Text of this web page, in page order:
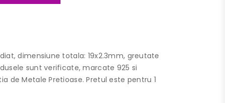
dimensiune totala: 19x2.3mm, greutate
sunt verificate, marcate 925 si
de Metale Pretioase. Pretul este pentru 1